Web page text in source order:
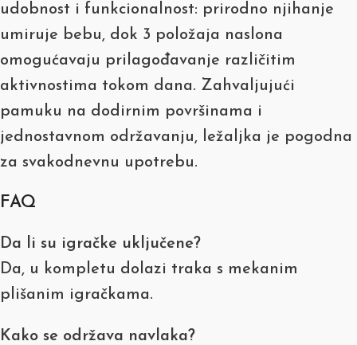
udobnost i funkcionalnost: prirodno njihanje
umiruje bebu, dok 3 položaja naslona
omogućavaju prilagođavanje različitim
aktivnostima tokom dana. Zahvaljujući
pamuku na dodirnim površinama i
jednostavnom održavanju, ležaljka je pogodna
za svakodnevnu upotrebu.
FAQ
Da li su igračke uključene?
Da, u kompletu dolazi traka s mekanim
plišanim igračkama.
Kako se održava navlaka?